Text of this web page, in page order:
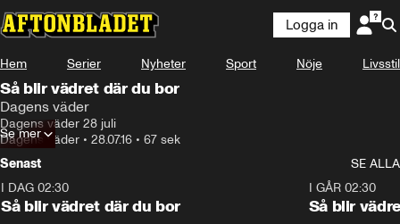
Logga in
Hem Serier Nyheter Sport Nöje Livsstil
Så blir vädret där du bor
Dagens väder
Dagens väder 28 juli
Dagens väder • 28.07.16 • 67 sek
Se mer
Senast
SE ALLA
I DAG 02:30
Så blir vädret där du bor
I GÅR 02:30
Så blir